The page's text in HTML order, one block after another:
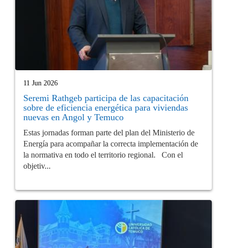
11 Jun 2026
Seremi Rathgeb participa de las capacitación
sobre de eficiencia energética para viviendas
nuevas en Angol y Temuco
Estas jornadas forman parte del plan del Ministerio de
Energía para acompañar la correcta implementación de
la normativa en todo el territorio regional. Con el
objetiv...